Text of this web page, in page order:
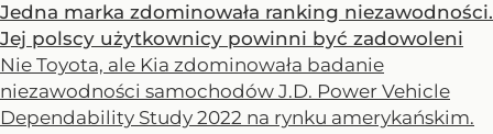
Jedna marka zdominowała ranking niezawodności.
Jej polscy użytkownicy powinni być zadowoleni
Nie Toyota, ale Kia zdominowała badanie
niezawodności samochodów J.D. Power Vehicle
Dependability Study 2022 na rynku amerykańskim.